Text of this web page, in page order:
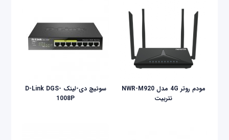
مودم روتر 4G مدل NWR-M920
نتربیت
سوئیچ دی-لینک D-Link DGS-
1008P